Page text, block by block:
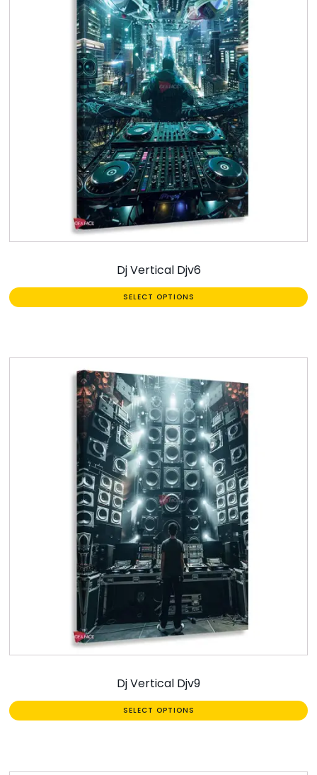
Dj Vertical Djv6
SELECT OPTIONS
Dj Vertical Djv9
SELECT OPTIONS